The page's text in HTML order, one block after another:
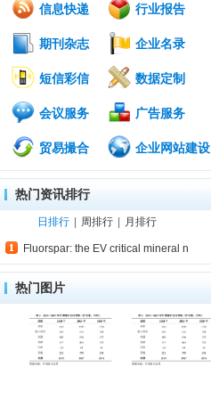
信息快递 行业报告
期刊杂志 企业名录
短信彩信 数据定制
会议服务 广告服务
贸易撮合 企业网站建设
热门资讯排行
日排行 周排行 月排行
Fluorspar: the EV critical mineral n
热门图片